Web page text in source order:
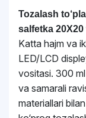
Tozalash
salfetka
Katta hajm va
LED/LCD
vositasi. 300
va samarali
materiallari